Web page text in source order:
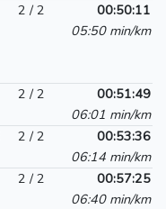
2 / 2
00:50:11
05:50 min/km
2 / 2
00:51:49
06:01 min/km
2 / 2
00:53:36
06:14 min/km
2 / 2
00:57:25
06:40 min/km